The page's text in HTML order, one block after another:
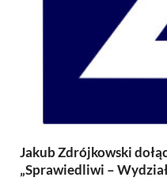
Jakub Zdrójkowski
„Sprawiedliwi –